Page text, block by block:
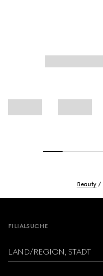
Beauty
FILIALSUCHE
LAND/REGION, STADT